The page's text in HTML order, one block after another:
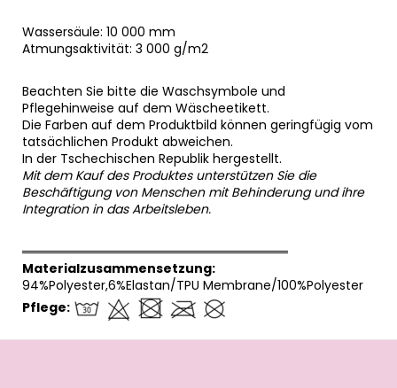
Wassersäule: 10 000 mm
Atmungsaktivität: 3 000 g/m2
Beachten Sie bitte die Waschsymbole und
Pflegehinweise auf dem Wäscheetikett.
Die Farben auf dem Produktbild können geringfügig vom
tatsächlichen Produkt abweichen.
In der Tschechischen Republik hergestellt.
Mit dem Kauf des Produktes unterstützen Sie die
Beschäftigung von Menschen mit Behinderung und ihre
Integration in das Arbeitsleben.
══════════════════════════════
Materialzusammensetzung:
94%Polyester,6%Elastan/TPU Membrane/100%Polyester
Pflege: